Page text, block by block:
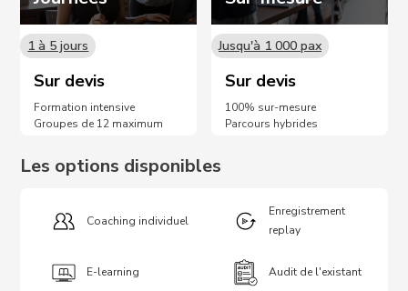
1 à 5 jours
Sur devis
Formation intensive
Groupes de 12 maximum
Jusqu'à 1 000 pax
Sur devis
100% sur-mesure
Parcours hybrides
Les options disponibles
Coaching individuel
Enregistrement
replay
E-learning Audit de l'existant